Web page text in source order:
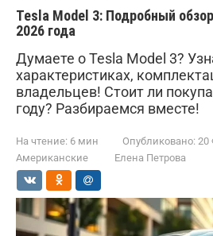
Tesla Model 3: Подробный
2026 года
Думаете о Tesla Model 3?
характеристиках,
владельцев! Стоит ли
году? Разбираемся вместе!
На чтение: 6 мин Опубликовано: 20
Американские
Елена Петрова